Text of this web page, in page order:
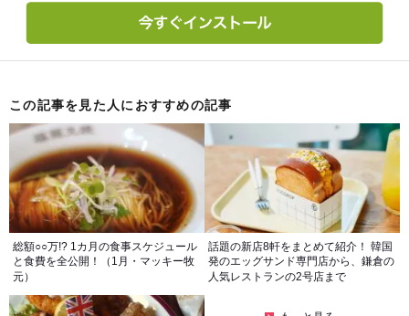
この記事を見た人におすすめの記事
総額○○万!? 1カ月の食事スケジュール
と食費を全公開！（1月・マッキー牧
元）
話題の新店8軒をまとめて紹介！ 韓国
発のエッグサンド専門店から、鎌倉の
人気レストランの2号店まで